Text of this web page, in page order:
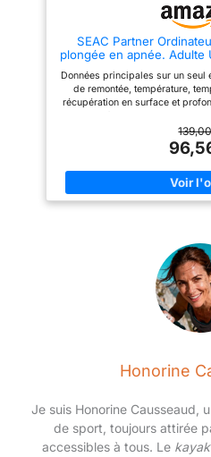
plongée dans l'application
Suunto, choisir différents styles
que vous souhaitez voir
pendant votre plongée La
personnalisation des modes de
gaz, des algorithmes et des
【Connexion sans Sil】Suivez
pression atmosphérique
de plonger pour connaître sans
fil la pression du réservoir sur
l'écran Après votre plongée,
vérifiez votre consommation
d'air dans l'application Suunto
(par exemple en utilisant le
Toute Simplicité】Il peut
afficher clairement le temps
plongée, la température de l'eau
et la vitesse de plongée Et peut
stocker 99 enregistrements de
plongée Planifiez et analysez
SEAC Partner
plongée en apnée. Adulte
Données principales sur un seul
de remontée, température,
récupération en surface et
99 plongées. Fonctionne avec
étanche jusqu’à 100 mètres de
Honorine
Je suis Honorine Causseaud,
de sport, toujours attirée
accessibles à tous. Le kayak